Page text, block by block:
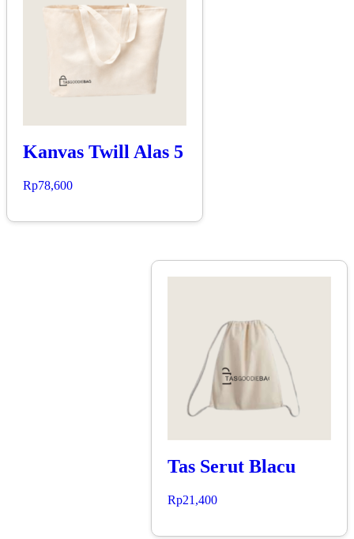
Kanvas Twill Alas 5
Rp78,600
Tas Serut Blacu
Rp21,400